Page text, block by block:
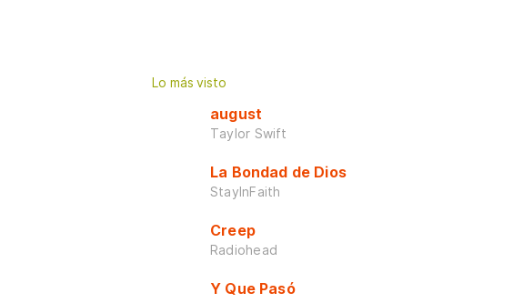
Lo más visto
august
Taylor Swift
La Bondad de Dios
StayInFaith
Creep
Radiohead
Y Que Pasó